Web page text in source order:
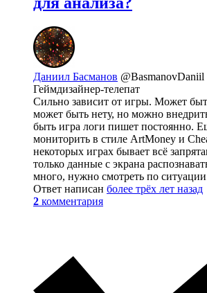
Даниил Басманов @BasmanovDaniil
Геймдизайнер-телепат
Сильно зависит от игры. Может
может быть нету, но можно
быть игра логи пишет постоянно.
мониторить в стиле ArtMoney и
некоторых играх бывает всё
только данные с экрана
много, нужно смотреть по
Ответ написан более трёх лет назад
2 комментария